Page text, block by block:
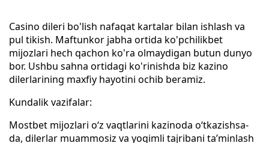
Casino dileri bo'lish nafaqat kartalar bilan ishlash va
pul tikish. Maftunkor jabha ortida ko'pchilikbet
mijozlari hech qachon ko'ra olmaydigan butun dunyo
bor. Ushbu sahna ortidagi ko'rinishda biz kazino
dilerlarining maxfiy hayotini ochib beramiz.
Kundalik vazifalar:
Mostbet mijozlari oʻz vaqtlarini kazinoda oʻtkazishsa-
da, dilerlar muammosiz va yoqimli tajribani taʼminlash